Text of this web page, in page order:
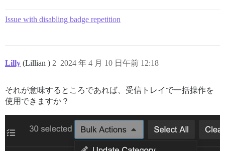
Issue with disabling badge repetition
Lilly (Lillian ) 2024 年 4 月 10 日午前 12:18
2
それが意味するところであれば、受信トレイで一括操作を
使用できますか？